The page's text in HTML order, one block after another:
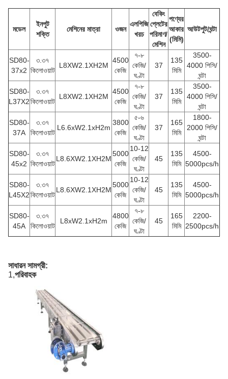
মডেল
ইনপুট
শক্তি
মেশিনের মাত্রা ওজন
এলপিজি
খরচ
বেকিং
প্লেটের
পরিমাণ/
মেশিন
পণ্যের
আকার
(মিমি)
আউটপুট/ঘন্টা
SD80-
37x2
৩.৩৭
কিলোওয়াট
L8XW2.1XH2M
4500
কেজি
৭-৮
কেজি/
ঘণ্টা
37
135
মিমি
3500-
4000 পিসি/
ঘন্টা
SD80-
L37X2
৩.৩৭
কিলোওয়াট
L8XW2.1XH2M
4500
কেজি
৭-৮
কেজি/
ঘণ্টা
37
135
মিমি
3500-
4000 পিসি/
ঘন্টা
SD80-
37A
৩.৩৭
কিলোওয়াট
L6.6xW2.1xH2m
3800
কেজি
৫-৬
কেজি/
ঘণ্টা
37
165
মিমি
1800-
2000 পিসি/
ঘন্টা
SD80-
45x2
৩.৩৭
কিলোওয়াট
L8.6XW2.1XH2M
5000
কেজি
10-12
কেজি/
ঘণ্টা
45
135
মিমি
4500-
5000pcs/h
SD80-
L45X2
৩.৩৭
কিলোওয়াট
L8.6XW2.1XH2M
5000
কেজি
10-12
কেজি/
ঘণ্টা
45
135
মিমি
4500-
5000pcs/h
SD80-
45A
৩.৩৭
কিলোওয়াট
L8xW2.1xH2m
4800
কেজি
৭-৮
কেজি/
ঘণ্টা
45
165
মিমি
2200-
2500pcs/h
সাধারন সামগ্রী:
1,পরিবাহক